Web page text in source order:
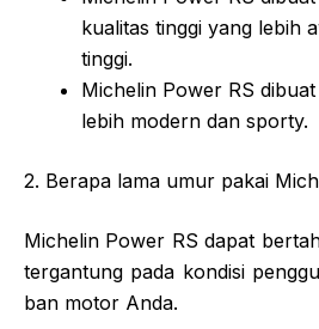
kualitas tinggi yang lebih
tinggi.
Michelin Power RS
lebih modern dan sporty.
2. Berapa lama umur pakai
Michelin Power RS dapat
tergantung pada kondisi
ban motor Anda.